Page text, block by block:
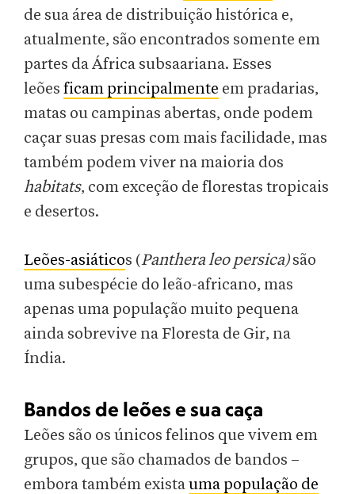
de sua área de distribuição histórica e,
atualmente, são encontrados somente em
partes da África subsaariana. Esses
leões ficam principalmente em pradarias,
matas ou campinas abertas, onde podem
caçar suas presas com mais facilidade, mas
também podem viver na maioria dos
habitats, com exceção de florestas tropicais
e desertos.
Leões-asiáticos (Panthera leo persica)são
uma subespécie do leão-africano, mas
apenas uma população muito pequena
ainda sobrevive na Floresta de Gir, na
Índia.
Bandos de leões e sua caça
Leões são os únicos felinos que vivem em
grupos, que são chamados de bandos –
embora também existauma população de